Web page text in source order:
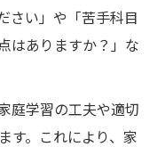
さい」や「苦手科目
はありますか？」な
庭学習の工夫や適切
す。これにより、家